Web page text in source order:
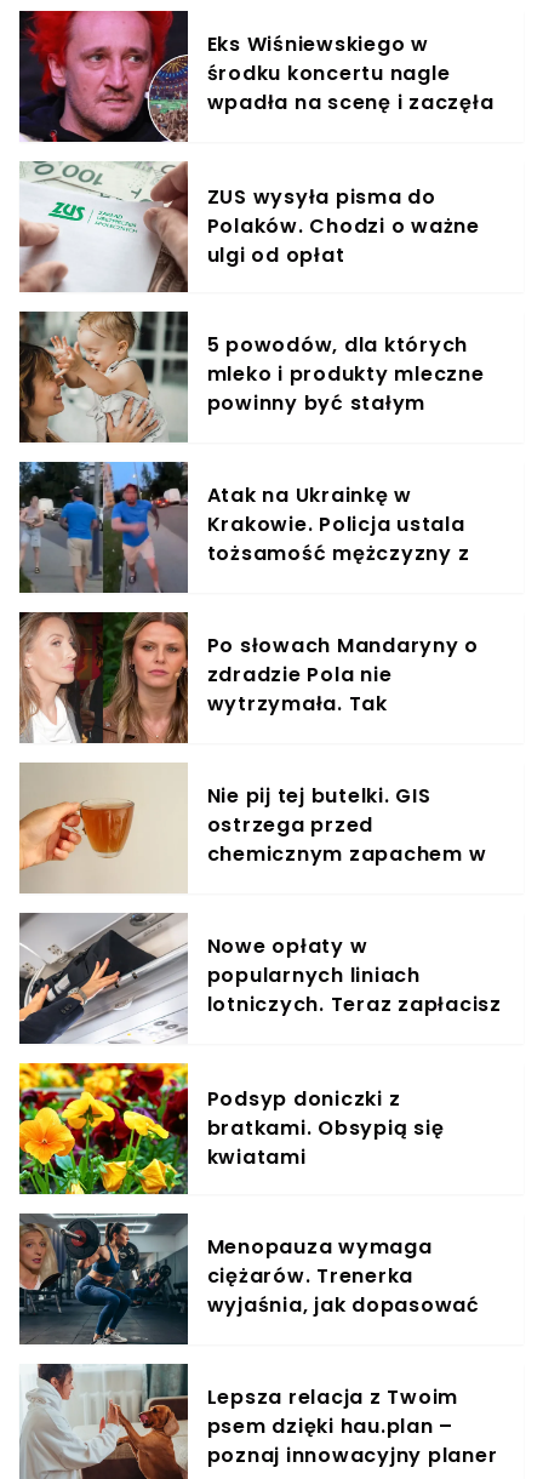
Eks Wiśniewskiego w
środku koncertu nagle
wpadła na scenę i zaczęła
ZUS wysyła pisma do
Polaków. Chodzi o ważne
ulgi od opłat
5 powodów, dla których
mleko i produkty mleczne
powinny być stałym
Atak na Ukrainkę w
Krakowie. Policja ustala
tożsamość mężczyzny z
Po słowach Mandaryny o
zdradzie Pola nie
wytrzymała. Tak
Nie pij tej butelki. GIS
ostrzega przed
chemicznym zapachem w
Nowe opłaty w
popularnych liniach
lotniczych. Teraz zapłacisz
Podsyp doniczki z
bratkami. Obsypią się
kwiatami
Menopauza wymaga
ciężarów. Trenerka
wyjaśnia, jak dopasować
Lepsza relacja z Twoim
psem dzięki hau.plan –
poznaj innowacyjny planer